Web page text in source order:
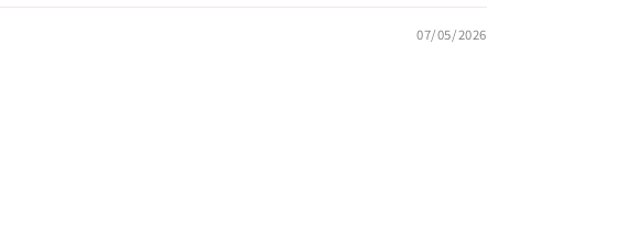
07/05/2026